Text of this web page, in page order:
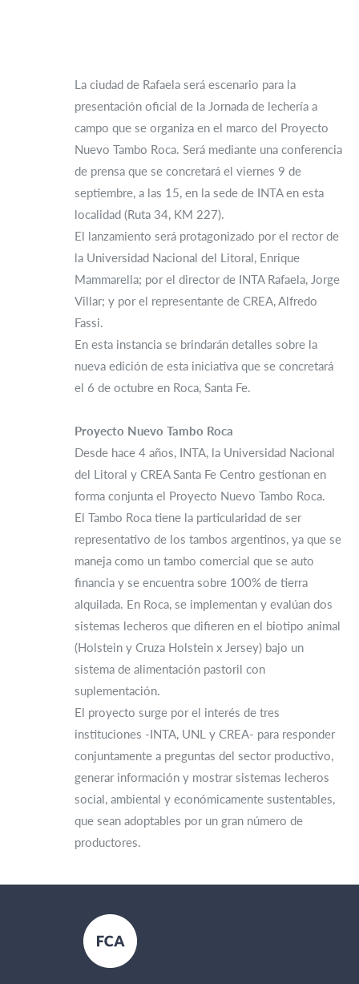
La ciudad de Rafaela será escenario para la
presentación oficial de la Jornada de lechería a
campo que se organiza en el marco del Proyecto
Nuevo Tambo Roca. Será mediante una conferencia
de prensa que se concretará el viernes 9 de
septiembre, a las 15, en la sede de INTA en esta
localidad (Ruta 34, KM 227).
El lanzamiento será protagonizado por el rector de
la Universidad Nacional del Litoral, Enrique
Mammarella; por el director de INTA Rafaela, Jorge
Villar; y por el representante de CREA, Alfredo
Fassi.
En esta instancia se brindarán detalles sobre la
nueva edición de esta iniciativa que se concretará
el 6 de octubre en Roca, Santa Fe.
Proyecto Nuevo Tambo Roca
Desde hace 4 años, INTA, la Universidad Nacional
del Litoral y CREA Santa Fe Centro gestionan en
forma conjunta el Proyecto Nuevo Tambo Roca.
El Tambo Roca tiene la particularidad de ser
representativo de los tambos argentinos, ya que se
maneja como un tambo comercial que se auto
financia y se encuentra sobre 100% de tierra
alquilada. En Roca, se implementan y evalúan dos
sistemas lecheros que difieren en el biotipo animal
(Holstein y Cruza Holstein x Jersey) bajo un
sistema de alimentación pastoril con
suplementación.
El proyecto surge por el interés de tres
instituciones -INTA, UNL y CREA- para responder
conjuntamente a preguntas del sector productivo,
generar información y mostrar sistemas lecheros
social, ambiental y económicamente sustentables,
que sean adoptables por un gran número de
productores.